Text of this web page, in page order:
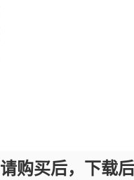
购买后，下载后